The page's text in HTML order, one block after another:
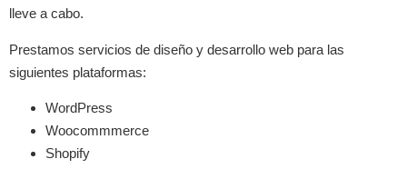
lleve a cabo.
Prestamos servicios de diseño y desarrollo web para las
siguientes plataformas:
WordPress
Woocommmerce
Shopify